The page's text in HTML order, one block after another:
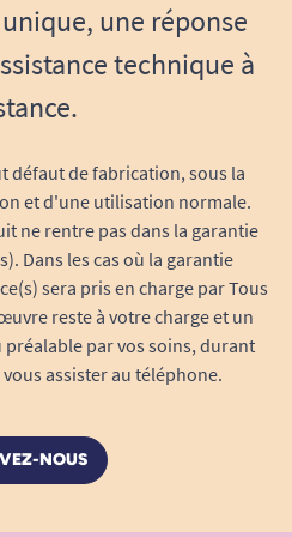
: plusieurs longueurs
à toutes les
et de besoins :
des WC ou dans un
et intuitive: notice en
inclus, rosaces pour
les vis.
: nettoyez-la d’un simple
de calcaire.
une réponse
technique à
défaut de fabrication, sous la
et d'une utilisation normale.
ne rentre pas dans la garantie
Dans les cas où la garantie
sera pris en charge par Tous
reste à votre charge et un
par vos soins, durant
assister au téléphone.
NOUS